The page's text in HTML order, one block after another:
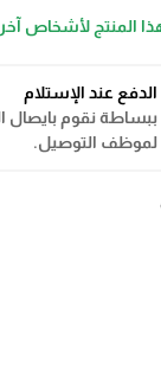
المنتج لأشخاص
الدفع عند الإستلام
ببساطة نقوم بايصال
لموظف التوصيل.